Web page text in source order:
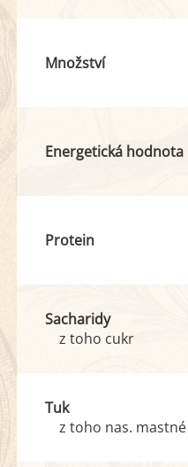
Množství
Energetická hodnota
Protein
Sacharidy
z toho cukr
Tuk
z toho nas.